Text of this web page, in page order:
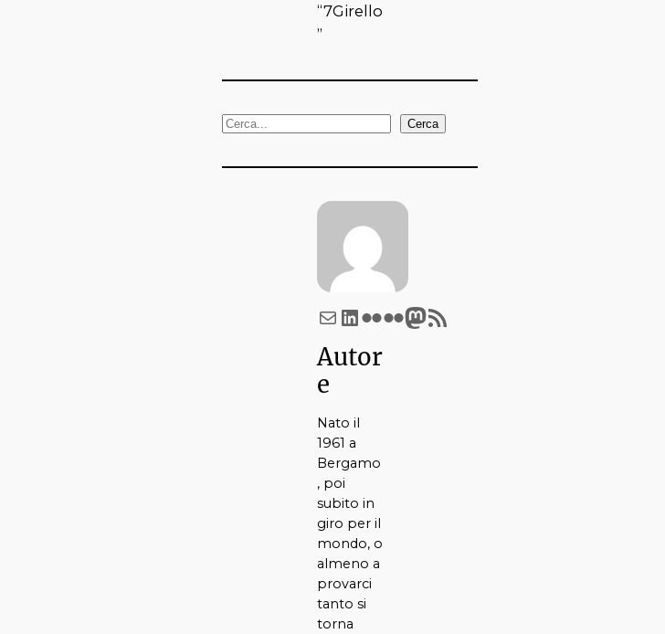
“7Girello
”
C
r
Cerca
Email LinkedIn Flickr Flickr Mastodon Feed RSS
Autor
e
Nato il
1961 a
Bergamo
, poi
subito in
giro per il
mondo, o
almeno a
provarci
tanto si
torna